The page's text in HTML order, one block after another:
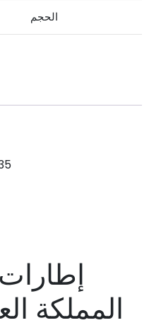
الحجم
MO
المملكة